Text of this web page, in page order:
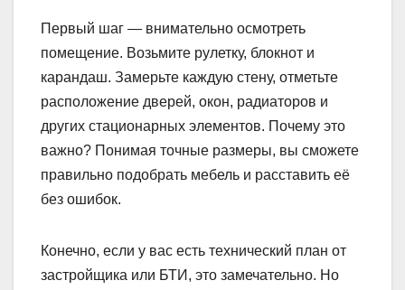
Первый шаг — внимательно осмотреть
помещение. Возьмите рулетку, блокнот и
карандаш. Замерьте каждую стену, отметьте
расположение дверей, окон, радиаторов и
других стационарных элементов. Почему это
важно? Понимая точные размеры, вы сможете
правильно подобрать мебель и расставить её
без ошибок.
Конечно, если у вас есть технический план от
застройщика или БТИ, это замечательно. Но